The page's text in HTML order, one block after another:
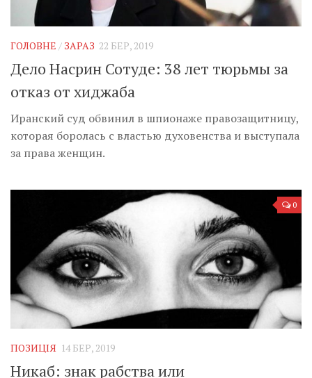
ГОЛОВНЕ / ЗАРАЗ 22 БЕР, 2019
Дело Насрин Сотуде: 38 лет тюрьмы за
отказ от хиджаба
Иранский суд обвинил в шпионаже правозащитницу,
которая боролась с властью духовенства и выступала
за права женщин.
0
ПОЗИЦІЯ 14 БЕР, 2019
Никаб: знак рабства или